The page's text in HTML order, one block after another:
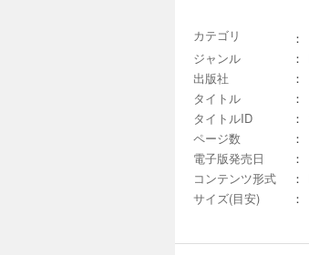
カテゴリ ：
ジャンル
：
出版社
：
タイトル
：
タイトルID
：
ページ数
：
電子版発売日
：
コンテンツ形式
：
サイズ(目安)
：